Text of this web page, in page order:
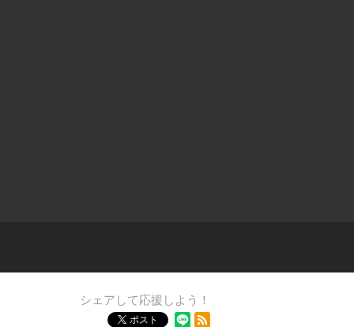
シェアして応援しよう！
ポスト